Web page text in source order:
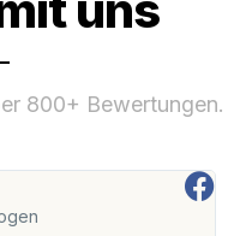
800+ Bewertungen.